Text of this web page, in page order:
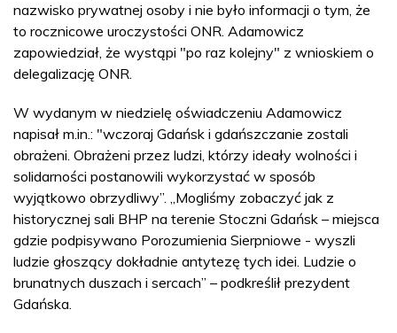
nazwisko prywatnej osoby i nie było informacji o tym, że
to rocznicowe uroczystości ONR. Adamowicz
zapowiedział, że wystąpi "po raz kolejny" z wnioskiem o
delegalizację ONR.
W wydanym w niedzielę oświadczeniu Adamowicz
napisał m.in.: "wczoraj Gdańsk i gdańszczanie zostali
obrażeni. Obrażeni przez ludzi, którzy ideały wolności i
solidarności postanowili wykorzystać w sposób
wyjątkowo obrzydliwy”. „Mogliśmy zobaczyć jak z
historycznej sali BHP na terenie Stoczni Gdańsk – miejsca
gdzie podpisywano Porozumienia Sierpniowe - wyszli
ludzie głoszący dokładnie antytezę tych idei. Ludzie o
brunatnych duszach i sercach” – podkreślił prezydent
Gdańska.